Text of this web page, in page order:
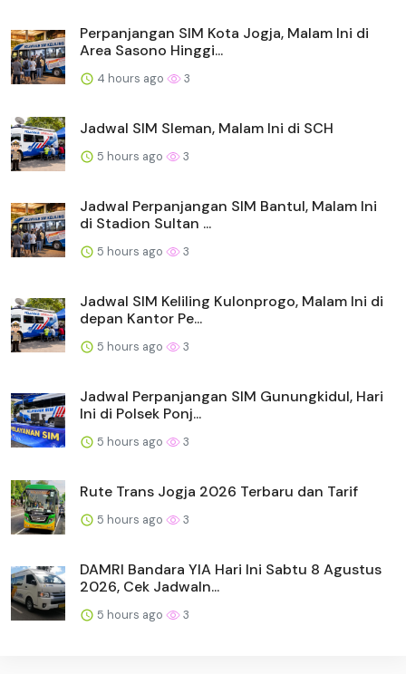
Perpanjangan SIM Kota Jogja, Malam Ini di
Area Sasono Hinggi...
4 hours ago 3
Jadwal SIM Sleman, Malam Ini di SCH
5 hours ago 3
Jadwal Perpanjangan SIM Bantul, Malam Ini
di Stadion Sultan ...
5 hours ago 3
Jadwal SIM Keliling Kulonprogo, Malam Ini di
depan Kantor Pe...
5 hours ago 3
Jadwal Perpanjangan SIM Gunungkidul, Hari
Ini di Polsek Ponj...
5 hours ago 3
Rute Trans Jogja 2026 Terbaru dan Tarif
5 hours ago 3
DAMRI Bandara YIA Hari Ini Sabtu 8 Agustus
2026, Cek Jadwaln...
5 hours ago 3